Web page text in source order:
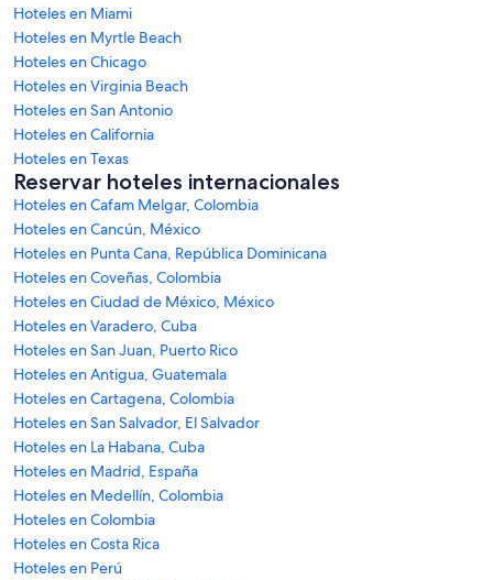
Hoteles en Miami
Hoteles en Myrtle Beach
Hoteles en Chicago
Hoteles en Virginia Beach
Hoteles en San Antonio
Hoteles en California
Hoteles en Texas
Reservar hoteles internacionales
Hoteles en Cafam Melgar, Colombia
Hoteles en Cancún, México
Hoteles en Punta Cana, República Dominicana
Hoteles en Coveñas, Colombia
Hoteles en Ciudad de México, México
Hoteles en Varadero, Cuba
Hoteles en San Juan, Puerto Rico
Hoteles en Antigua, Guatemala
Hoteles en Cartagena, Colombia
Hoteles en San Salvador, El Salvador
Hoteles en La Habana, Cuba
Hoteles en Madrid, España
Hoteles en Medellín, Colombia
Hoteles en Colombia
Hoteles en Costa Rica
Hoteles en Perú